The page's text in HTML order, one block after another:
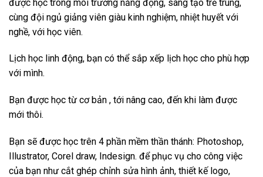
được học trong môi trường năng động, sáng tạo trẻ trung,
cùng đội ngủ giảng viên giàu kinh nghiệm, nhiệt huyết với
nghề, với học viên.
Lịch học linh động, bạn có thể sắp xếp lịch học cho phù hợp
với mình.
Bạn được học từ cơ bản , tới nâng cao, đến khi làm được
mới thôi.
Bạn sẽ được học trên 4 phần mềm thần thánh: Photoshop,
Illustrator, Corel draw, Indesign. để phục vụ cho công việc
của bạn như cắt ghép chỉnh sửa hình ảnh, thiết kế logo,